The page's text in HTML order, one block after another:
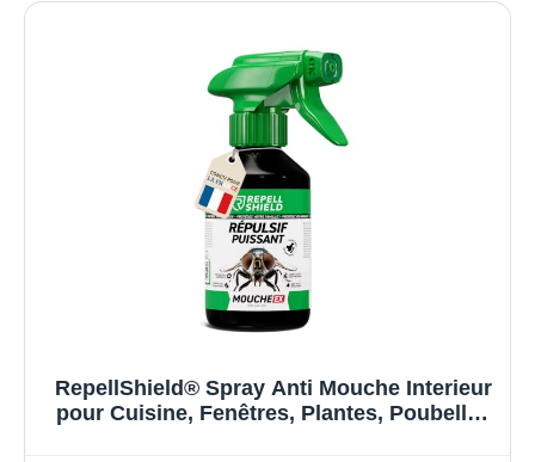
RepellShield® Spray Anti Mouche Interieur
pour Cuisine, Fenêtres, Plantes, Poubelles